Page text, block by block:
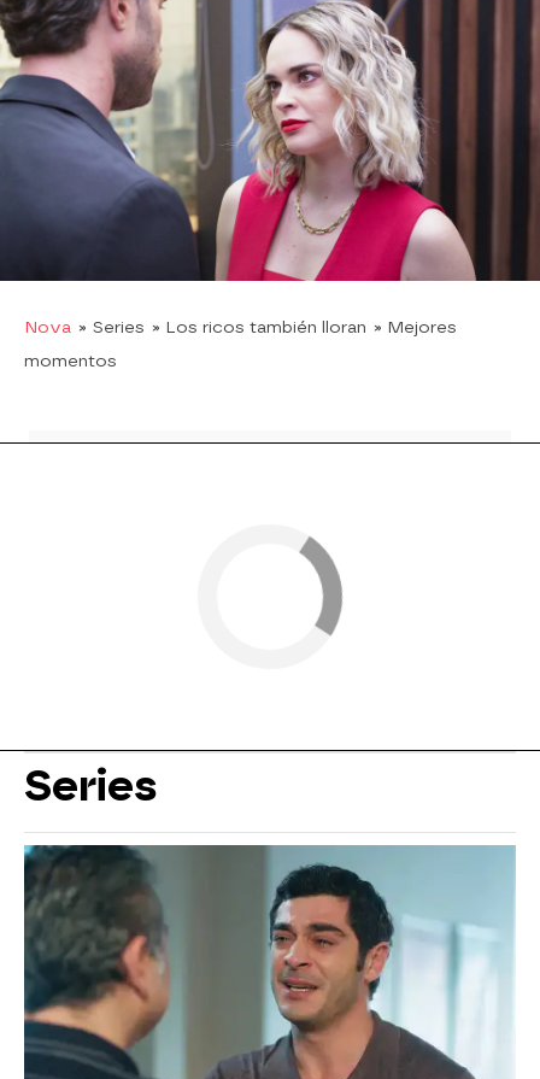
La joven trata de aprovechar la vulnerabilidad
del hijo de Elena
para intentar acercarse a él,
pero, le sale mal la jugada. El joven empresario
está locamente enamorado de Mariana y no
piensa renunciar a su amor por Soraya.
El hijo de don Alberto regresa a la sala donde se
están realizando las votaciones, seguido de la
malvada hija de Rafael. Al final,Soraya vota por
Luis Alberto,
quien se convierte en el presidente
del consorcio Salvatierra.
Nova » Series » Los ricos también lloran » Mejores
momentos
Series